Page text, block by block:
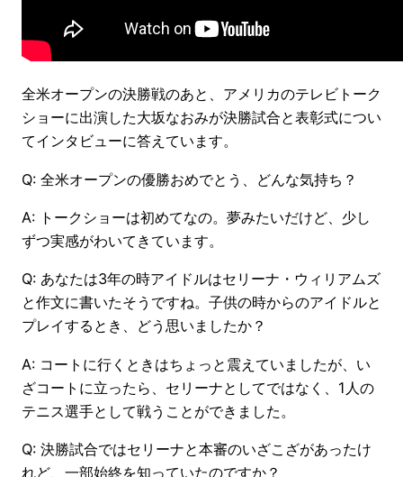
全米オープンの決勝戦のあと、アメリカのテレビトーク
ショーに出演した大坂なおみが決勝試合と表彰式につい
てインタビューに答えています。
Q: 全米オープンの優勝おめでとう、どんな気持ち？
A: トークショーは初めてなの。夢みたいだけど、少し
ずつ実感がわいてきています。
Q: あなたは3年の時アイドルはセリーナ・ウィリアムズ
と作文に書いたそうですね。子供の時からのアイドルと
プレイするとき、どう思いましたか？
A: コートに行くときはちょっと震えていましたが、い
ざコートに立ったら、セリーナとしてではなく、1人の
テニス選手として戦うことができました。
Q: 決勝試合ではセリーナと本審のいざこざがあったけ
れど、一部始終を知っていたのですか？